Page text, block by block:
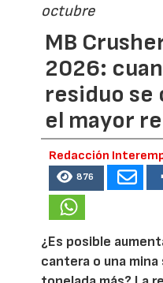
octubre
MB
2026:
residuo
el mayor
Redacción
876
¿Es posible
cantera o una